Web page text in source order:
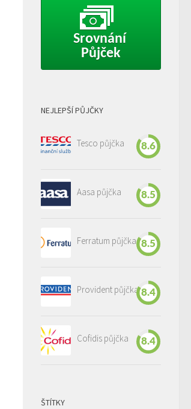
Srovnání
Půjček
NEJLEPŠÍ PŮJČKY
Tesco půjčka 8.6
Aasa půjčka 8.5
Ferratum půjčka 8.5
Provident půjčka 8.4
Cofidis půjčka 8.4
ŠTÍTKY